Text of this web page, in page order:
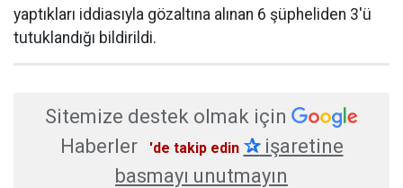
yaptıkları iddiasıyla gözaltına alınan 6 şüpheliden 3'ü
tutuklandığı bildirildi.
Sitemize destek olmak için
Haberler
'de takip edin ✰işaretine
basmayı unutmayın